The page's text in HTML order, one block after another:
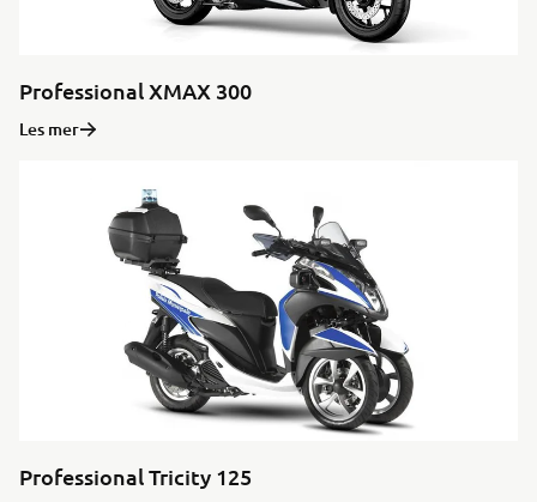
Professional XMAX 300
Les mer
Professional Tricity 125